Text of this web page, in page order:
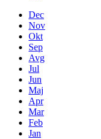
Dec
Nov
Okt
Sep
Avg
Jul
Jun
Maj
Apr
Mar
Feb
Jan